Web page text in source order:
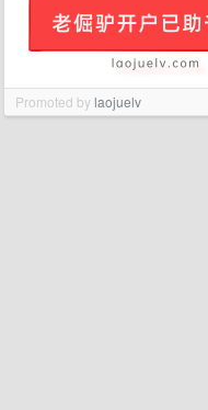
Promoted bylaojuelv